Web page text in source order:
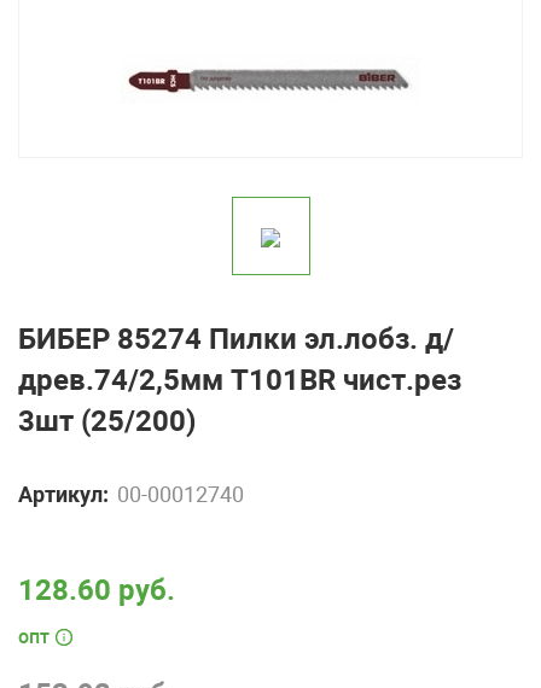
БИБЕР 85274 Пилки эл.лобз. д/
древ.74/2,5мм Т101ВR чист.рез
3шт (25/200)
Артикул: 00-00012740
опт
128.60 руб.